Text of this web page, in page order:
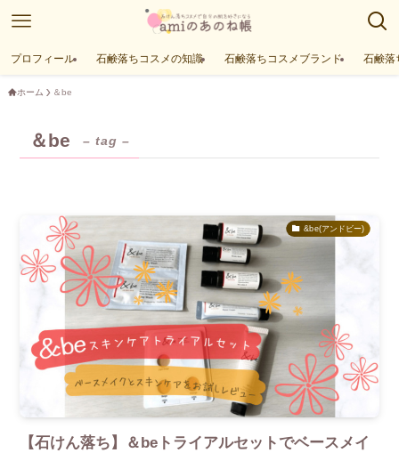
プロフィール 石鹸落ちコスメの知識 石鹸落ちコスメブランド 石鹸落
ホーム ＆be
＆be – tag –
&be(アンドビー)
【石けん落ち】＆beトライアルセットでベースメイ